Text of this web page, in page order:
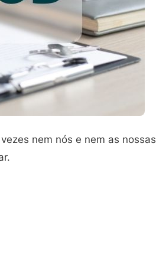
nem nós e nem as nossas